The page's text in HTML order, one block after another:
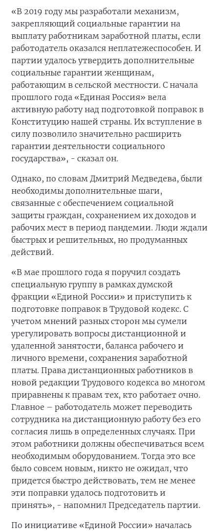
«В 2019 году мы разработали механизм,
закрепляющий социальные гарантии на
выплату работникам заработной платы, если
работодатель оказался неплатежеспособен. И
партии удалось утвердить дополнительные
социальные гарантии женщинам,
работающим в сельской местности. С начала
прошлого года «Единая Россия» вела
активную работу над подготовкой поправок в
Конституцию нашей страны. Их вступление в
силу позволило значительно расширить
гарантии деятельности социального
государства», - сказал он.
Однако, по словам Дмитрий Медведева, были
необходимы дополнительные шаги,
связанные с обеспечением социальной
защиты граждан, сохранением их доходов и
рабочих мест в период пандемии. Люди ждали
быстрых и решительных, но продуманных
действий.
«В мае прошлого года я поручил создать
специальную группу в рамках думской
фракции «Единой России» и приступить к
подготовке поправок в Трудовой кодекс. С
учетом мнений разных сторон мы сумели
урегулировать вопросы дистанционной и
удаленной занятости, баланса рабочего и
личного времени, сохранения заработной
платы. Права дистанционных работников в
новой редакции Трудового кодекса во многом
приравнены к правам тех, кто работает очно.
Главное – работодатель может переводить
сотрудника на дистанционную работу без его
согласия лишь в определенных случаях. При
этом работники должны обеспечиваться всем
необходимым оборудованием. Тогда это все
было совсем новым, никто не ожидал, что
придется быстро действовать, тем не менее
эти поправки удалось подготовить и
принять», - напомнил Председатель партии.
По инициативе «Единой России» началась